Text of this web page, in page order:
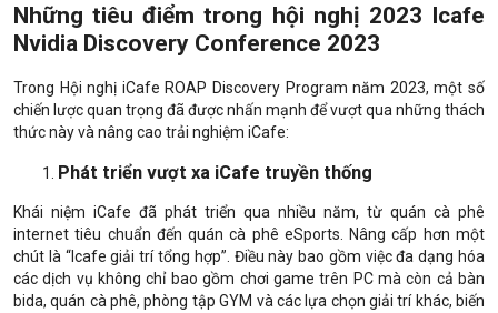
Những tiêu điểm trong hội nghị 2023 Icafe
Nvidia Discovery Conference 2023
Trong Hội nghị iCafe ROAP Discovery Program năm 2023, một số
chiến lược quan trọng đã được nhấn mạnh để vượt qua những thách
thức này và nâng cao trải nghiệm iCafe:
Phát triển vượt xa iCafe truyền thống
Khái niệm iCafe đã phát triển qua nhiều năm, từ quán cà phê
internet tiêu chuẩn đến quán cà phê eSports. Nâng cấp hơn một
chút là “Icafe giải trí tổng hợp”. Điều này bao gồm việc đa dạng hóa
các dịch vụ không chỉ bao gồm chơi game trên PC mà còn cả bàn
bida, quán cà phê, phòng tập GYM và các lựa chọn giải trí khác, biến